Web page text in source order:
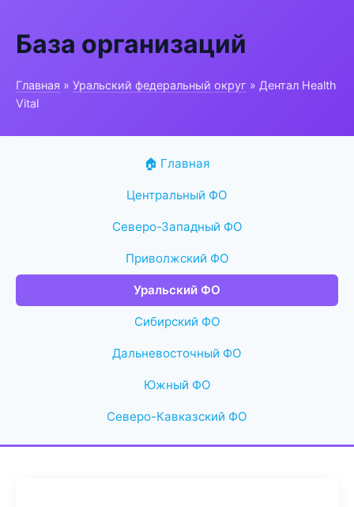
База организаций
Главная » Уральский федеральный округ » Дентал Health
Vital
🏠 Главная
Центральный ФО
Северо-Западный ФО
Приволжский ФО
Уральский ФО
Сибирский ФО
Дальневосточный ФО
Южный ФО
Северо-Кавказский ФО